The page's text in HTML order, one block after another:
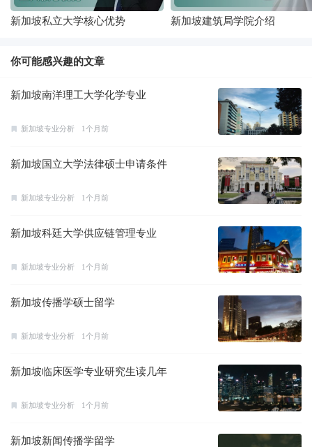
新加坡私立大学核心优势 新加坡建筑局学院介绍
你可能感兴趣的文章
新加坡南洋理工大学化学专业
新加坡专业分析 1个月前
新加坡国立大学法律硕士申请条件
新加坡专业分析 1个月前
新加坡科廷大学供应链管理专业
新加坡专业分析 1个月前
新加坡传播学硕士留学
新加坡专业分析 1个月前
新加坡临床医学专业研究生读几年
新加坡专业分析 1个月前
新加坡新闻传播学留学